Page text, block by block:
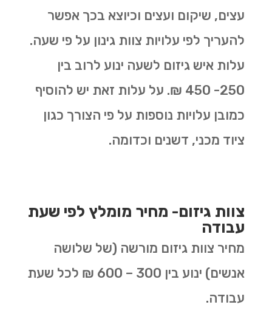
עצים, שיקום ועצים וכיוצא בכך אפשר
להעריך לפי עלויות צוות גינון על פי שעה.
עלות איש גיזום לשעה ינוע לרוב בין
250- 450 ₪. על עלות זאת יש להוסיף
כמובן עלויות נוספות על פי הצורך כגון
ציוד מכני, דשנים וכדומה.
צוות גיזום- מחיר מומלץ לפי שעת
עבודה
מחיר צוות גיזום מורשה (של שלושה
אנשים) ינוע בין 300 – 600 ₪ לכל שעת
עבודה.